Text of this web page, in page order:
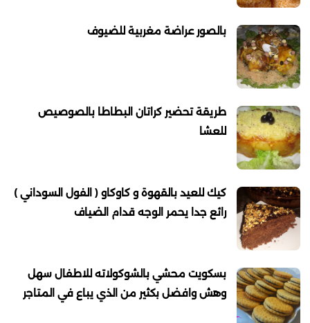
بالصور عراضة مغربية للضيوف
طريقة تحضير كراتان البطاطا بالصوصيص
للعشا
كيك للعيد بالقهوة و كاوكاو ( الفول السوداني )
رائع جدا يحمر الوجه قدام الضياف
بسكويت محشي بالشوكولاته للاطفال سهل
وهش وافضل بكثير من الذي يباع في المتاجر